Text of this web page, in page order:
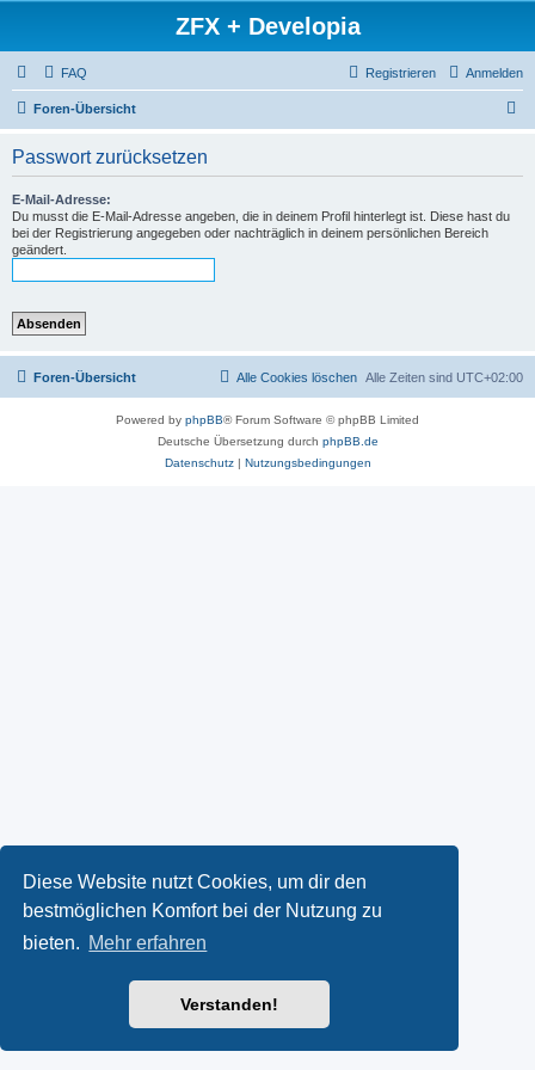
Diese Website nutzt Cookies, um dir den
bestmöglichen Komfort bei der Nutzung zu
bieten. Mehr erfahren
Verstanden!
ZFX + Developia
FAQ Anmelden
Registrieren
Foren-Übersicht
Passwort zurücksetzen
E-Mail-Adresse:
Du musst die E-Mail-Adresse angeben, die in deinem Profil hinterlegt ist. Diese hast du
bei der Registrierung angegeben oder nachträglich in deinem persönlichen Bereich
geändert.
Foren-Übersicht Alle Zeiten sind UTC+02:00
Alle Cookies löschen
Powered by phpBB® Forum Software © phpBB Limited
Deutsche Übersetzung durch phpBB.de
Datenschutz| Nutzungsbedingungen